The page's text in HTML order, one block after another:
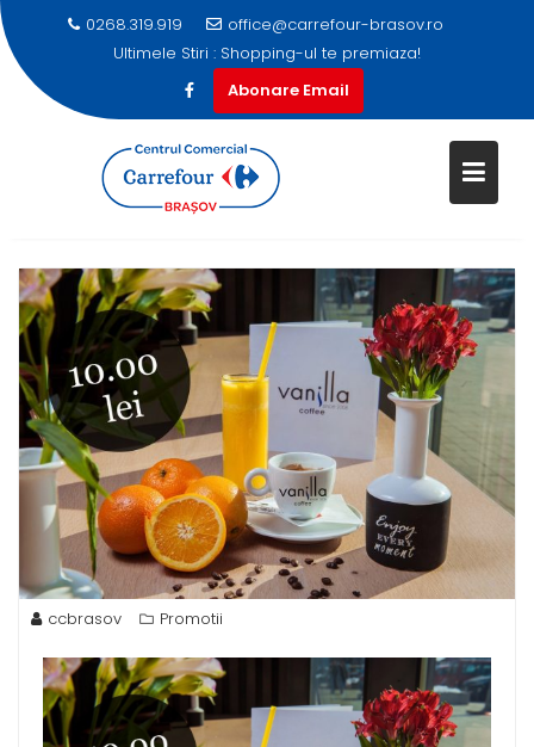
0268.319.919
office@carrefour-brasov.ro
Ultimele Stiri : Shopping-ul te premiaza!
Abonare Email
ccbrasov Promotii